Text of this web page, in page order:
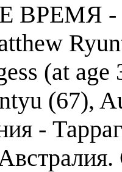
-
(at
(67),
-